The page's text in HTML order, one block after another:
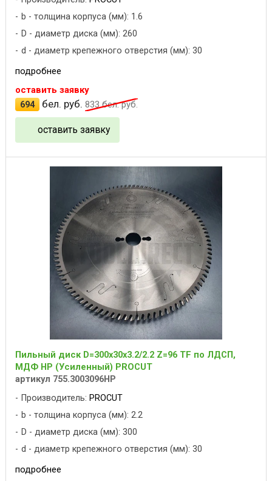
b - толщина корпуса (мм): 1.6
D - диаметр диска (мм): 260
d - диаметр крепежного отверстия (мм): 30
подробнее
оставить заявку
694
бел. руб. 833бел. руб.
оставить заявку
Пильный диск D=300x30x3.2/2.2 Z=96 TF по ЛДСП,
МДФ HP (Усиленный) PROCUT
артикул 755.3003096HP
Производитель: PROCUT
b - толщина корпуса (мм): 2.2
D - диаметр диска (мм): 300
d - диаметр крепежного отверстия (мм): 30
подробнее